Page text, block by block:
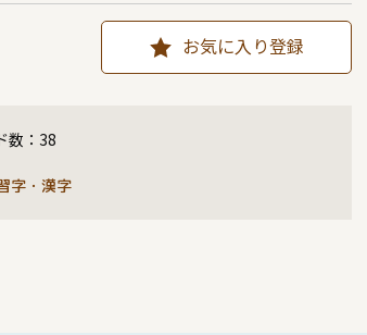
お気に入り登録
数： 38
字・漢字